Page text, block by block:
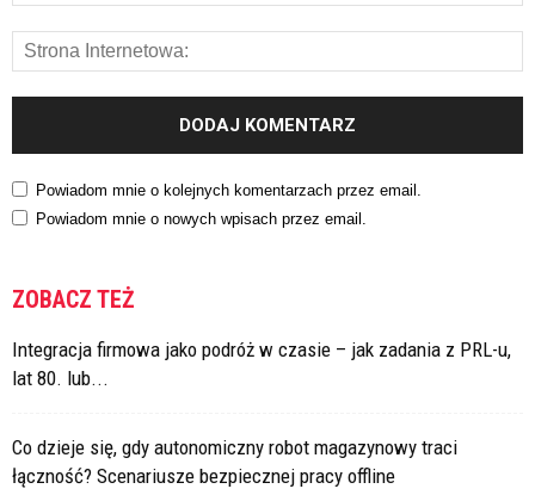
Powiadom mnie o kolejnych komentarzach przez email.
Powiadom mnie o nowych wpisach przez email.
ZOBACZ TEŻ
Integracja firmowa jako podróż w czasie – jak zadania z PRL-u,
lat 80. lub...
Co dzieje się, gdy autonomiczny robot magazynowy traci
łączność? Scenariusze bezpiecznej pracy offline